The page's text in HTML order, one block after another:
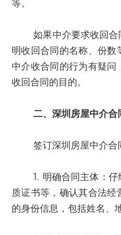
等。
如果中介要求收回合
明收回合同的名称、份数
中介收合同的行为有疑问
收回合同的目的。
二、深圳房屋中介合
签订深圳房屋中介合同
1. 明确合同主体：仔
质证书等，确认其合法经
的身份信息，包括姓名、